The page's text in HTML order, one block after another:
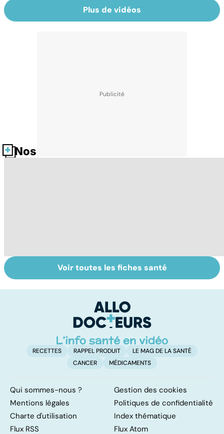
Plus de vidéos
Nos fiches santé
Faire du sport à
domicile, c'est
Don de gamètes :
le pour et le
levée de
l'anonymat
Voir toutes les fiches santé
RECETTES RAPPEL PRODUIT
LE MAG DE LA SANTÉ
CANCER
MÉDICAMENTS
Qui sommes-nous ?
Gestion des cookies
Mentions légales
Politiques de confidentialité
Charte d'utilisation
Index thématique
Flux RSS
Flux Atom